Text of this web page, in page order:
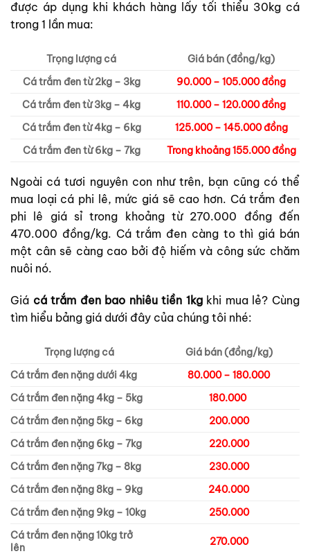
được áp dụng khi khách hàng lấy tối thiểu 30kg cá
trong 1 lần mua:
Trọng lượng cá
Giá bán (đồng/kg)
Cá trắm đen từ 2kg – 3kg
90.000 – 105.000 đồng
Cá trắm đen từ 3kg – 4kg
110.000 – 120.000 đồng
Cá trắm đen từ 4kg – 6kg
125.000 – 145.000 đồng
Cá trắm đen từ 6kg – 7kg
Trong khoảng 155.000 đồng
Ngoài cá tươi nguyên con như trên, bạn cũng có thể
mua loại cá phi lê, mức giá sẽ cao hơn. Cá trắm đen
phi lê giá sỉ trong khoảng từ 270.000 đồng đến
470.000 đồng/kg. Cá trắm đen càng to thì giá bán
một cân sẽ càng cao bởi độ hiếm và công sức chăm
nuôi nó.
Giá cá trắm đen bao nhiêu tiền 1kgkhi mua lẻ? Cùng
tìm hiểu bảng giá dưới đây của chúng tôi nhé:
Trọng lượng cá
Giá bán (đồng/kg)
Cá trắm đen nặng dưới 4kg
80.000 – 180.000
Cá trắm đen nặng 4kg – 5kg
180.000
Cá trắm đen nặng 5kg – 6kg
200.000
Cá trắm đen nặng 6kg – 7kg
220.000
Cá trắm đen nặng 7kg – 8kg
230.000
Cá trắm đen nặng 8kg – 9kg
240.000
Cá trắm đen nặng 9kg – 10kg
250.000
Cá trắm đen nặng 10kg trở
lên
270.000